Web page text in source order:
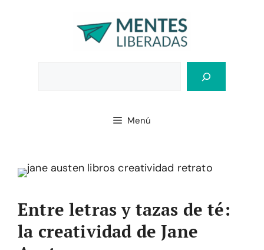
Menú
Entre letras y tazas de té:
la creatividad de Jane